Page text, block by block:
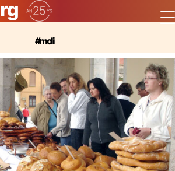
#moli